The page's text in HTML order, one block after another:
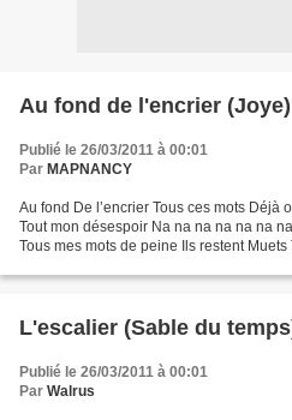
Au fond de l'encrier (Joye)
Publié le 26/03/2011 à 00:01
Par MAPNANCY
Au fond De l’encrier Tous ces mots Déjà
Tout mon désespoir Na na na na na na
Tous mes mots de peine Ils restent
L'escalier (Sable du
Publié le 26/03/2011 à 00:01
Par Walrus